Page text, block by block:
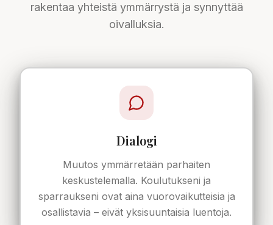
rakentaa yhteistä ymmärrystä ja synnyttää
oivalluksia.
Dialogi
Muutos ymmärretään parhaiten
keskustelemalla. Koulutukseni ja
sparraukseni ovat aina vuorovaikutteisia ja
osallistavia – eivät yksisuuntaisia luentoja.